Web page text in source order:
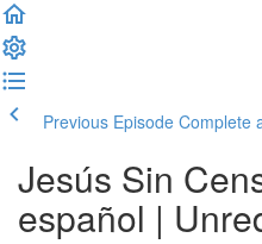
Previous Episode Complete
Jesús Sin
español |